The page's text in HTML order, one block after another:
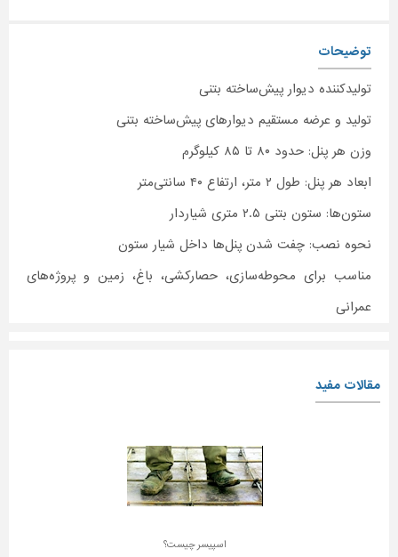
توضیحات
تولیدکننده دیوار پیش‌ساخته بتنی
تولید و عرضه مستقیم دیوارهای پیش‌ساخته بتنی
وزن هر پنل: حدود ۸۰ تا ۸۵ کیلوگرم
ابعاد هر پنل: طول ۲ متر، ارتفاع ۴۰ سانتی‌متر
ستون‌ها: ستون بتنی ۲.۵ متری شیاردار
نحوه نصب: چفت شدن پنل‌ها داخل شیار ستون
مناسب برای محوطه‌سازی، حصارکشی، باغ، زمین و پروژه‌های
عمرانی
مقالات مفید
اسپیسر چیست؟